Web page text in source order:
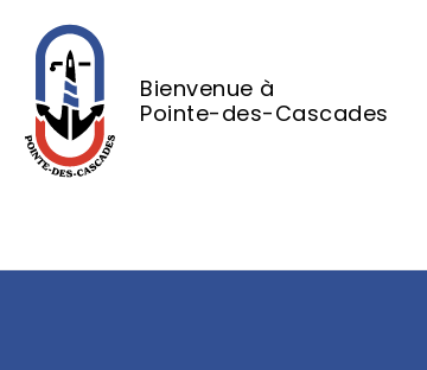
Bienvenue à
Pointe-des-Cascades